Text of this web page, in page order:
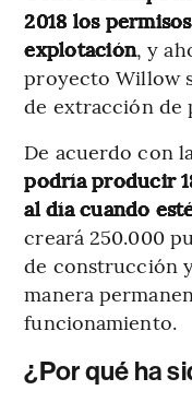
2018 los
explotación, y
proyecto Willow
de extracción de
De acuerdo con
podría producir
al día cuando
creará 250.000
de construcción
manera
funcionamiento.
¿Por qué ha